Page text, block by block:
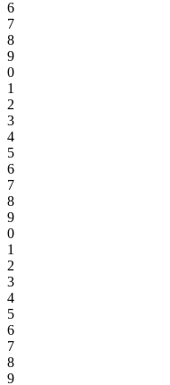
6
7
8
9
0
1
2
3
4
5
6
7
8
9
0
1
2
3
4
5
6
7
8
9